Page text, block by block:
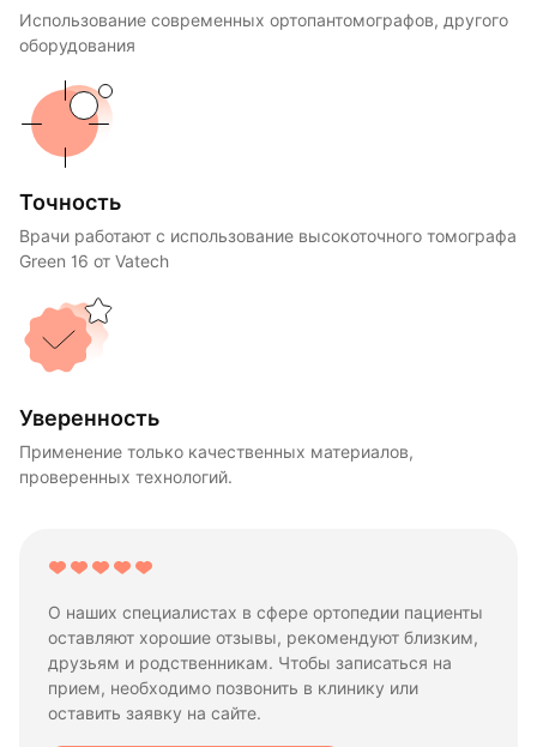
Использование современных ортопантомографов, другого
оборудования
Точность
Врачи работают с использование высокоточного томографа
Green 16 от Vatech
Уверенность
Применение только качественных материалов,
проверенных технологий.
О наших специалистах в сфере ортопедии пациенты
оставляют хорошие отзывы, рекомендуют близким,
друзьям и родственникам. Чтобы записаться на
прием, необходимо позвонить в клинику или
оставить заявку на сайте.